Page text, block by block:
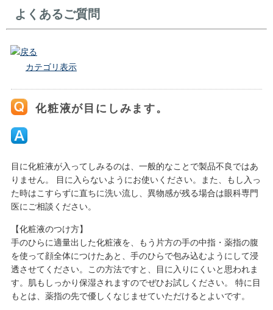
よくあるご質問
戻る
カテゴリ表示
化粧液が目にしみます。
目に化粧液が入ってしみるのは、一般的なことで製品不良ではあ
りません。 目に入らないようにお使いください。また、もし入っ
た時はこすらずに直ちに洗い流し、異物感が残る場合は眼科専門
医にご相談ください。
【化粧液のつけ方】
手のひらに適量出した化粧液を、もう片方の手の中指・薬指の腹
を使って顔全体につけたあと、手のひらで包み込むようにして浸
透させてください。この方法ですと、目に入りにくいと思われま
す。肌もしっかり保湿されますのでぜひお試しください。 特に目
もとは、薬指の先で優しくなじませていただけるとよいです。